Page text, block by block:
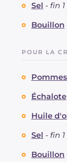
Sel - fin
Bouillon
POUR LA
Échalote
Huile
Sel - fin
Bouillon